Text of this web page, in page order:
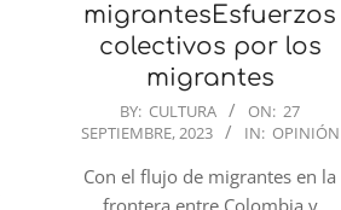
migrantesEsfuerzos
colectivos por los
migrantes
2023-
09-
27
BY: CULTURA ON: 27
SEPTIEMBRE, 2023
IN: OPINIÓN
Con el flujo de migrantes en la